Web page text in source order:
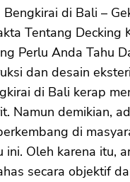
Bengkirai di Bali –
Tentang Decking
Perlu Anda Tahu
dan desain
di Bali kerap
Namun demikian,
di
ini. Oleh karena itu,
secara objektif